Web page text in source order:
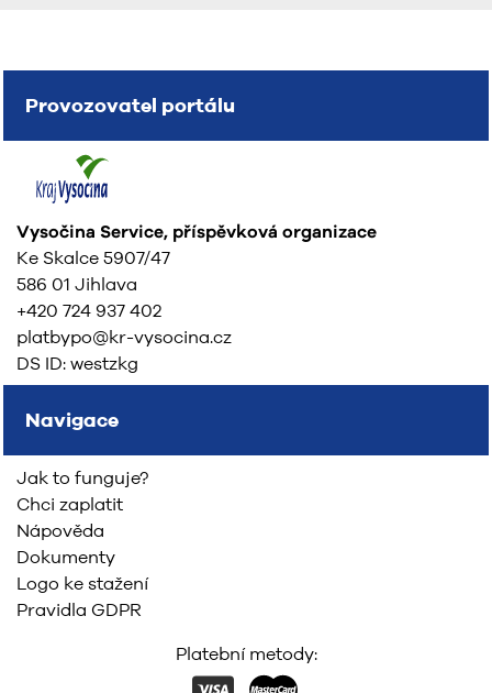
Provozovatel portálu
Vysočina Service, příspěvková organizace
Ke Skalce 5907/47
586 01 Jihlava
+420 724 937 402
platbypo@kr-vysocina.cz
DS ID: westzkg
Navigace
Jak to funguje?
Chci zaplatit
Nápověda
Dokumenty
Logo ke stažení
Pravidla GDPR
Platební metody: